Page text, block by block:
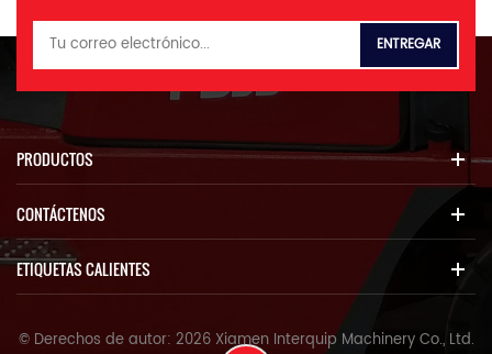
PRODUCTOS
CONTÁCTENOS
ETIQUETAS CALIENTES
© Derechos de autor: 2026 Xiamen Interquip Machinery Co., Ltd.